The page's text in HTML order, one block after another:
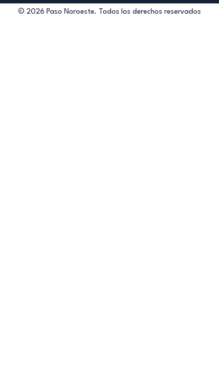
© 2026 Paso Noroeste. Todos los derechos reservados